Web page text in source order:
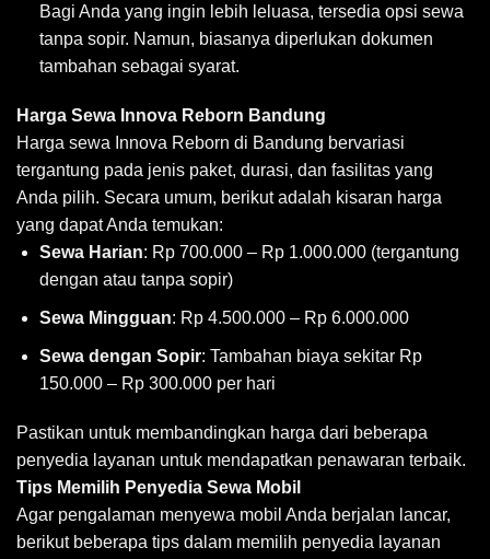
Bagi Anda yang ingin lebih leluasa, tersedia opsi sewa
tanpa sopir. Namun, biasanya diperlukan dokumen
tambahan sebagai syarat.
Harga Sewa Innova Reborn Bandung
Harga sewa Innova Reborn di Bandung bervariasi
tergantung pada jenis paket, durasi, dan fasilitas yang
Anda pilih. Secara umum, berikut adalah kisaran harga
yang dapat Anda temukan:
Sewa Harian: Rp 700.000 – Rp 1.000.000 (tergantung
dengan atau tanpa sopir)
Sewa Mingguan: Rp 4.500.000 – Rp 6.000.000
Sewa dengan Sopir: Tambahan biaya sekitar Rp
150.000 – Rp 300.000 per hari
Pastikan untuk membandingkan harga dari beberapa
penyedia layanan untuk mendapatkan penawaran terbaik.
Tips Memilih Penyedia Sewa Mobil
Agar pengalaman menyewa mobil Anda berjalan lancar,
berikut beberapa tips dalam memilih penyedia layanan